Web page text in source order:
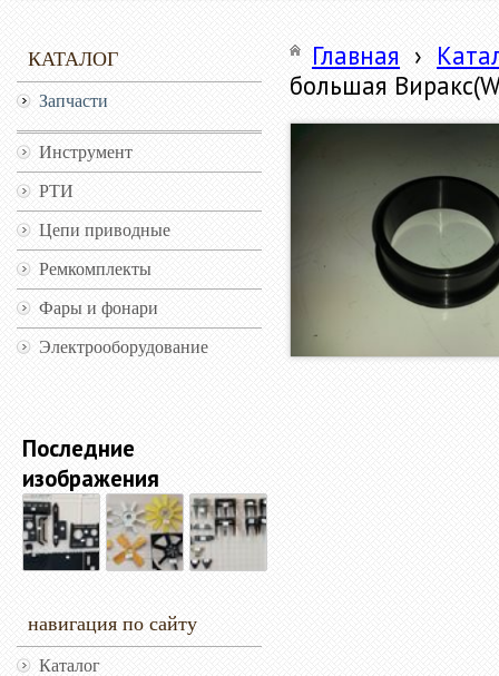
КАТАЛОГ
Запчасти
Инструмент
РТИ
Цепи приводные
Ремкомплекты
Фары и фонари
Электрооборудование
Последние
изображения
навигация по сайту
Каталог
Главная ›
большая